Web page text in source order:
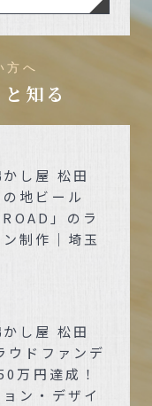
方へ
知る
かし屋 松田
地ビール
ROAD」のラ
制作｜埼玉
かし屋 松田
ウドファンデ
万円達成！
ン・デザイ